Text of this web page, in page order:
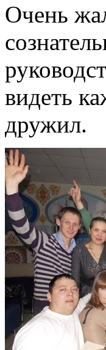
Очень
видеть
дружил.